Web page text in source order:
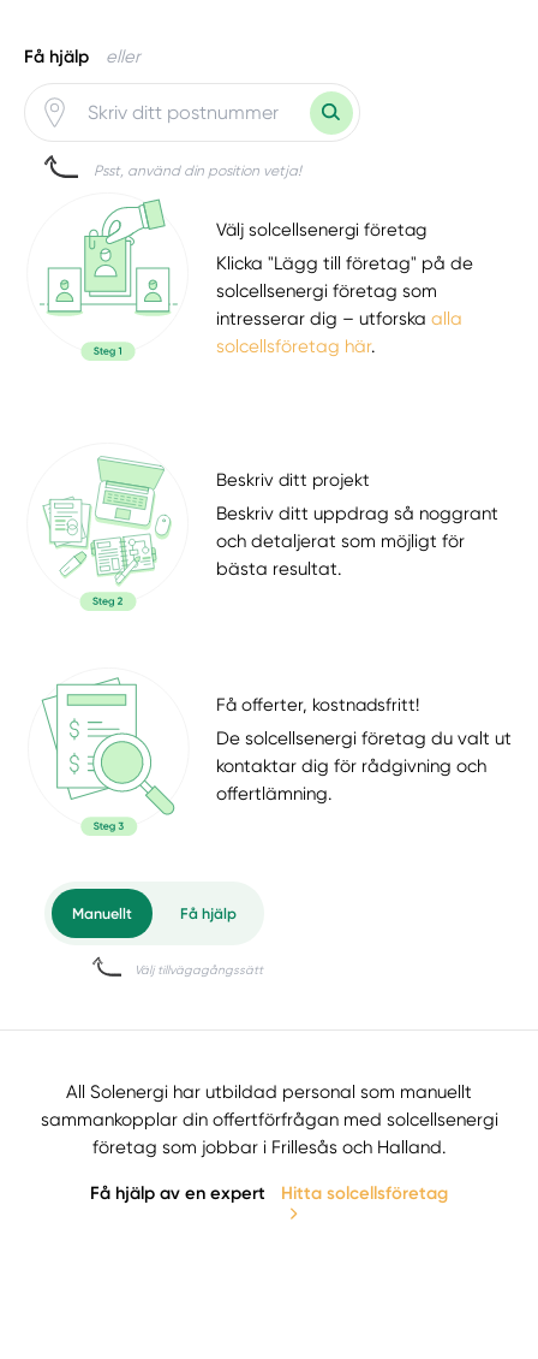
Få hjälp eller
Psst, använd din position vetja!
Välj solcellsenergi företag
Klicka "Lägg till företag" på de
solcellsenergi företag som
intresserar dig – utforskaalla
solcellsföretag här.
Beskriv ditt projekt
Beskriv ditt uppdrag så noggrant
och detaljerat som möjligt för
bästa resultat.
Få offerter, kostnadsfritt!
De solcellsenergi företag du valt ut
kontaktar dig för rådgivning och
offertlämning.
All Solenergi har utbildad personal som manuellt
sammankopplar din offertförfrågan med solcellsenergi
företag som jobbar i Frillesås och Halland.
Få hjälp av en expert Hitta solcellsföretag